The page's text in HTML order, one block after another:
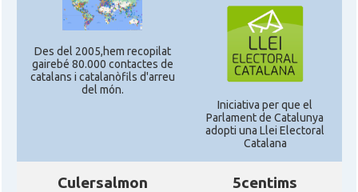
Acció ACCIÓ a Silicon Valley
Acció Acció a Washington DC
ACCIÓ Miami
Delegació del Govern als Estats
Units i Canadà (New York)
Des del 2005,hem recopilat
gairebé 80.000 contactes de
catalans i catalanòfils d'arreu
del món.
Iniciativa per que el
Parlament de Catalunya
adopti una Llei Electoral
Catalana
Culersalmon 5centims